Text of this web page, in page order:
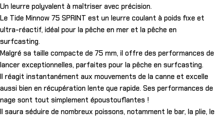
Un leurre polyvalent à maîtriser avec précision.
Le Tide Minnow 75 SPRINT est un leurre coulant à poids fixe et
ultra-réactif, idéal pour la pêche en mer et la pêche en
surfcasting.
Malgré sa taille compacte de 75 mm, il offre des performances de
lancer exceptionnelles, parfaites pour la pêche en surfcasting.
Il réagit instantanément aux mouvements de la canne et excelle
aussi bien en récupération lente que rapide. Ses performances de
nage sont tout simplement époustouflantes !
Il saura séduire de nombreux poissons, notamment le bar, la plie, le